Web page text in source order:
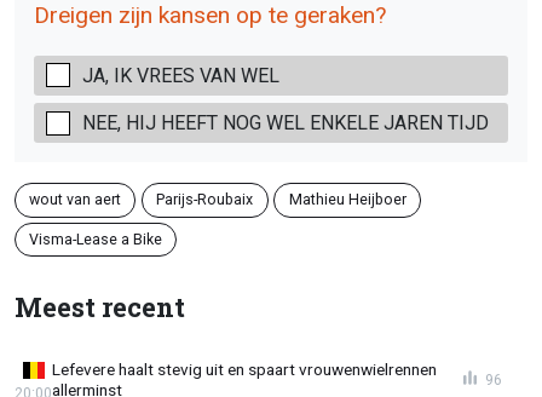
Dreigen zijn kansen op te geraken?
JA, IK VREES VAN WEL
NEE, HIJ HEEFT NOG WEL ENKELE JAREN TIJD
wout van aert Parijs-Roubaix Mathieu Heijboer
Visma-Lease a Bike
Meest recent
Lefevere haalt stevig uit en spaart vrouwenwielrennen
allerminst
20:00
96